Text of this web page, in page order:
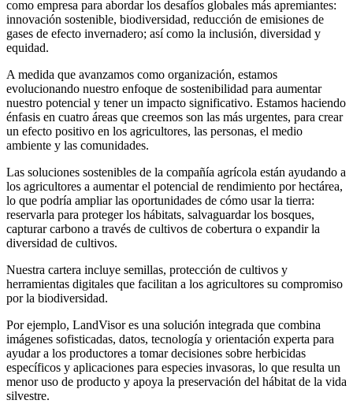
como empresa para abordar los desafíos globales más apremiantes:
innovación sostenible, biodiversidad, reducción de emisiones de
gases de efecto invernadero; así como la inclusión, diversidad y
equidad.
A medida que avanzamos como organización, estamos
evolucionando nuestro enfoque de sostenibilidad para aumentar
nuestro potencial y tener un impacto significativo. Estamos haciendo
énfasis en cuatro áreas que creemos son las más urgentes, para crear
un efecto positivo en los agricultores, las personas, el medio
ambiente y las comunidades.
Las soluciones sostenibles de la compañía agrícola están ayudando a
los agricultores a aumentar el potencial de rendimiento por hectárea,
lo que podría ampliar las oportunidades de cómo usar la tierra:
reservarla para proteger los hábitats, salvaguardar los bosques,
capturar carbono a través de cultivos de cobertura o expandir la
diversidad de cultivos.
Nuestra cartera incluye semillas, protección de cultivos y
herramientas digitales que facilitan a los agricultores su compromiso
por la biodiversidad.
Por ejemplo, LandVisor es una solución integrada que combina
imágenes sofisticadas, datos, tecnología y orientación experta para
ayudar a los productores a tomar decisiones sobre herbicidas
específicos y aplicaciones para especies invasoras, lo que resulta un
menor uso de producto y apoya la preservación del hábitat de la vida
silvestre.